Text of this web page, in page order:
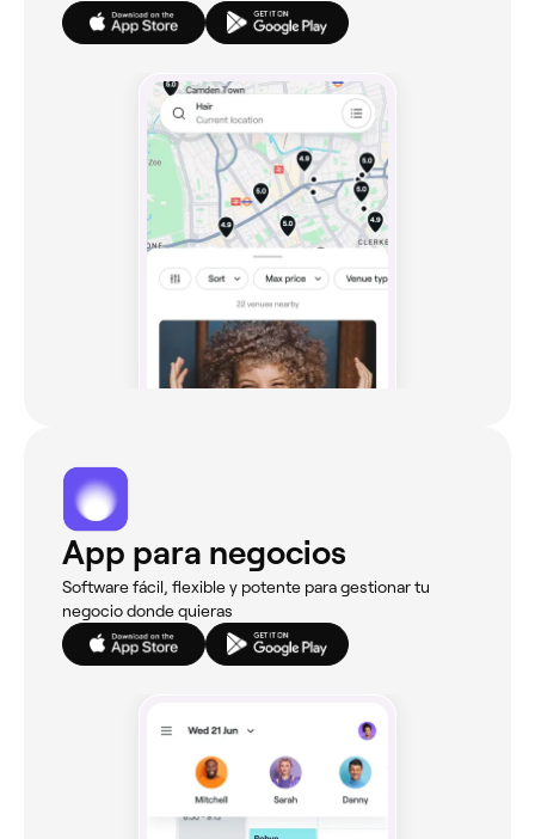
App para negocios
Software fácil, flexible y potente para gestionar tu
negocio donde quieras